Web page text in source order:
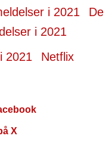
De
i 2021
Netflix
X